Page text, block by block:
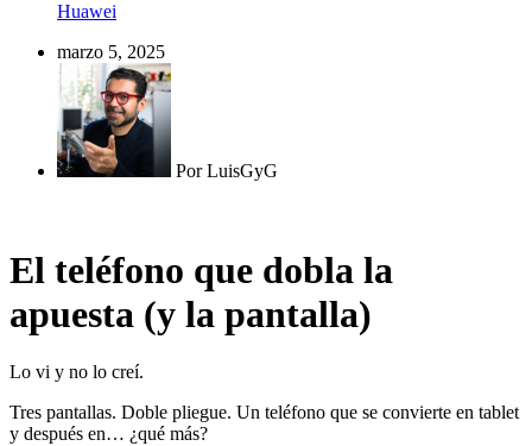
Huawei
marzo 5, 2025
PorLuisGyG
El teléfono que dobla la
apuesta (y la pantalla)
Lo vi y no lo creí.
Tres pantallas. Doble pliegue. Un teléfono que se convierte en tablet
y después en… ¿qué más?